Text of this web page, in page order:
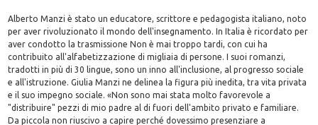
Alberto Manzi è stato un educatore, scrittore e pedagogista italiano, noto
per aver rivoluzionato il mondo dell'insegnamento. In Italia è ricordato per
aver condotto la trasmissione Non è mai troppo tardi, con cui ha
contribuito all'alfabetizzazione di migliaia di persone. I suoi romanzi,
tradotti in più di 30 lingue, sono un inno all'inclusione, al progresso sociale
e all'istruzione. Giulia Manzi ne delinea la figura più inedita, tra vita privata
e il suo impegno sociale. «Non sono mai stata molto favorevole a
"distribuire" pezzi di mio padre al di fuori dell'ambito privato e familiare.
Da piccola non riuscivo a capire perché dovessimo presenziare a